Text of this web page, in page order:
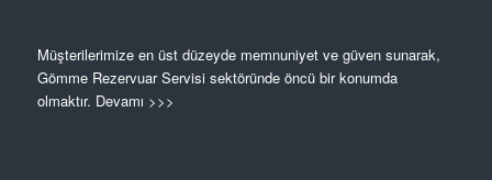
Müşterilerimize en üst düzeyde memnuniyet ve güven sunarak,
Gömme Rezervuar Servisi sektöründe öncü bir konumda
olmaktır. Devamı >>>